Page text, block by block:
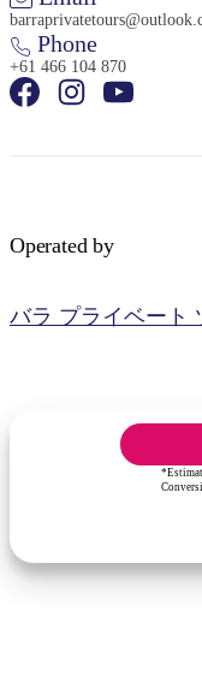
Phone
+61 466 104 870
Operated by
バラ プライベート